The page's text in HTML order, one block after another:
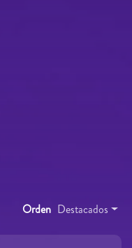
Orden Destacados